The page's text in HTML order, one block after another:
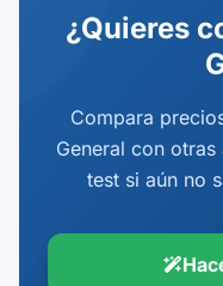
¿Quieres
Compara
General con
test si aún no